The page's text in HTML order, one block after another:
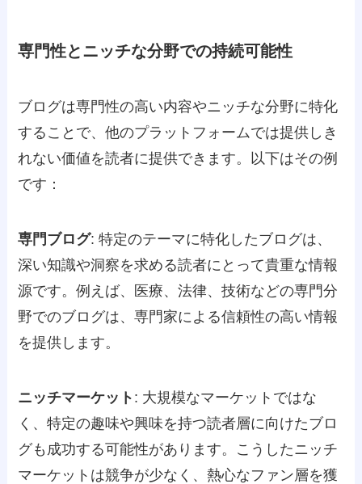
専門性とニッチな分野での持続可能性
ブログは専門性の高い内容やニッチな分野に特化
することで、他のプラットフォームでは提供しき
れない価値を読者に提供できます。以下はその例
です：
専門ブログ: 特定のテーマに特化したブログは、
深い知識や洞察を求める読者にとって貴重な情報
源です。例えば、医療、法律、技術などの専門分
野でのブログは、専門家による信頼性の高い情報
を提供します​​。
ニッチマーケット : 大規模なマーケットではな
く、特定の趣味や興味を持つ読者層に向けたブロ
グも成功する可能性があります。こうしたニッチ
マーケットは競争が少なく、熱心なファン層を獲